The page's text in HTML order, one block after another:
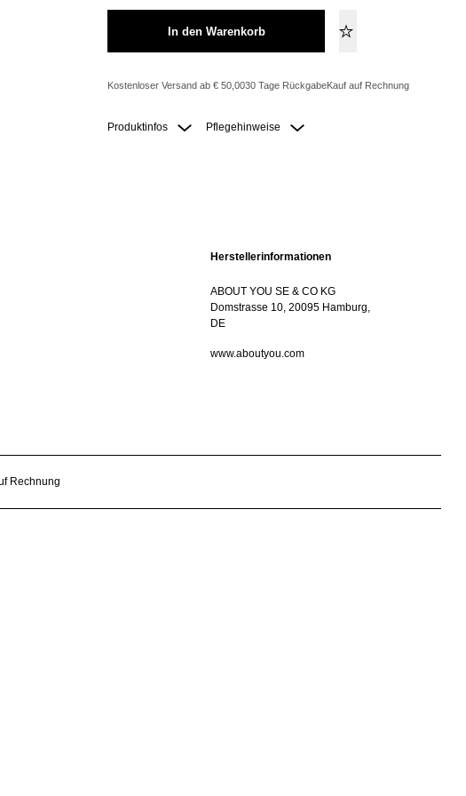
In den Warenkorb
Kostenloser Versand ab € 50,0030 Tage RückgabeKauf auf Rechnung
Produktinfos Pflegehinweise
Herstellerinformationen
ABOUT YOU SE & CO KG
Domstrasse 10, 20095 Hamburg,
DE
www.aboutyou.com
Rechnung